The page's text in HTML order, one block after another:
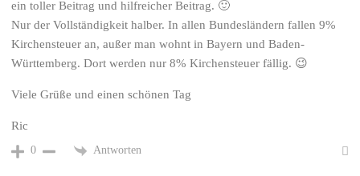
ein toller Beitrag und hilfreicher Beitrag. 🙂
Nur der Vollständigkeit halber. In allen Bundesländern fallen 9%
Kirchensteuer an, außer man wohnt in Bayern und Baden-
Württemberg. Dort werden nur 8% Kirchensteuer fällig. 😉
Viele Grüße und einen schönen Tag
Ric
0 Antworten